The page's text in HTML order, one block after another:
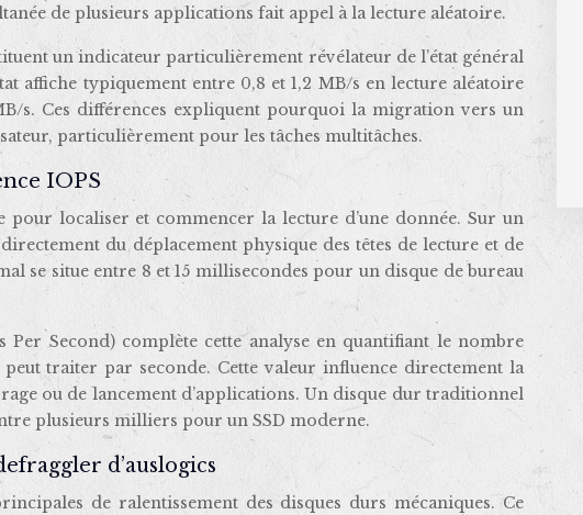
de plusieurs applications fait appel à la lecture aléatoire.
un indicateur particulièrement révélateur de l’état général
affiche typiquement entre 0,8 et 1,2 MB/s en lecture aléatoire
s. Ces différences expliquent pourquoi la migration vers un
particulièrement pour les tâches multitâches.
IOPS
pour localiser et commencer la lecture d’une donnée. Sur un
du déplacement physique des têtes de lecture et de
se situe entre 8 et 15 millisecondes pour un disque de bureau
Second) complète cette analyse en quantifiant le nombre
traiter par seconde. Cette valeur influence directement la
ou de lancement d’applications. Un disque dur traditionnel
plusieurs milliers pour un SSD moderne.
d’auslogics
de ralentissement des disques durs mécaniques. Ce